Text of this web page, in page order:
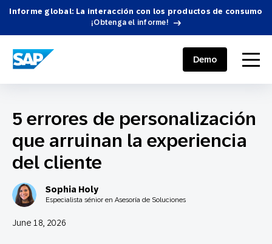
Informe global: La interacción con los productos de consumo
¡Obtenga el informe!
SAP ENGAGEMENT CLOUD menu
Demo
5 errores de personalización
que arruinan la experiencia
del cliente
Sophia Holy
Especialista sénior en Asesoría de Soluciones
June 18, 2026